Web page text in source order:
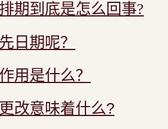
期到底是怎么回事?
日期呢？
用是什么？
改意味着什么?